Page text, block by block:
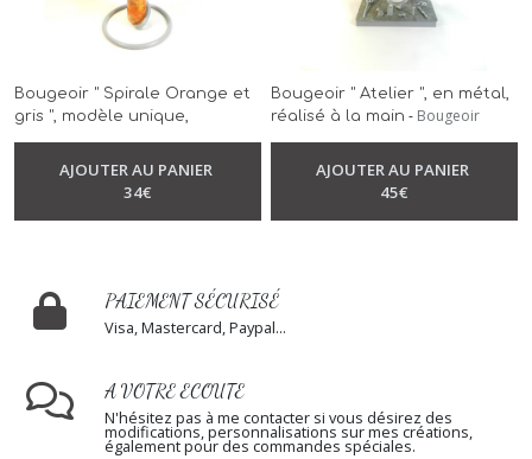
Bougeoir " Spirale Orange et
gris ", modèle unique,
ferronnerie grise, bougie
blanche, réalisé à la main
Bougeoir
AJOUTER AU PANIER
34€
Bougeoir " Atelier ", en métal,
réalisé à la main - Bougeoir
AJOUTER AU PANIER
45€
PAIEMENT SÉCURISÉ
Visa, Mastercard, Paypal...
A VOTRE ECOUTE
N'hésitez pas à me contacter si vous désirez des
modifications, personnalisations sur mes créations,
également pour des commandes spéciales.